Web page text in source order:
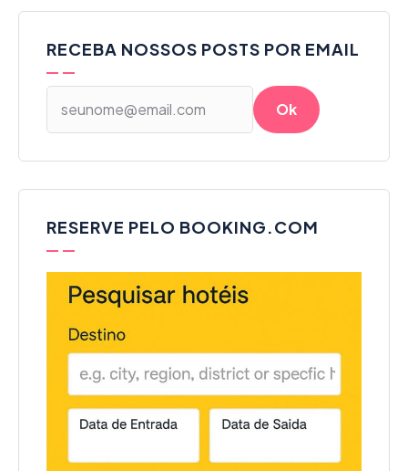
RECEBA NOSSOS POSTS POR EMAIL
RESERVE PELO BOOKING.COM